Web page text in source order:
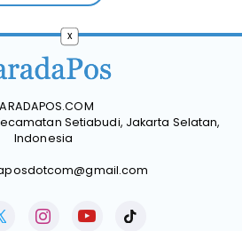
Setiabudi, Jakarta Selatan,
Indonesia
x